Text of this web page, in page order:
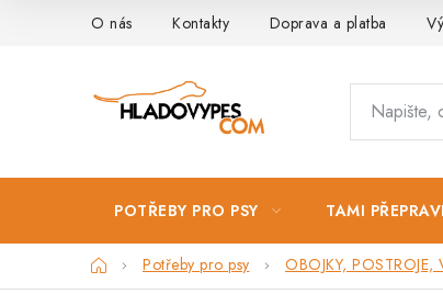
O nás Kontakty Doprava a platba
POTŘEBY PRO PSY TAMI
DomůPotřeby pro psy OBOJKY, POSTROJE,